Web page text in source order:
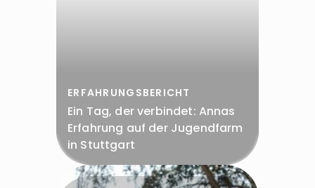
ERFAHRUNGSBERICHT
Ein Tag, der verbindet: Annas
Erfahrung auf der Jugendfarm
in Stuttgart